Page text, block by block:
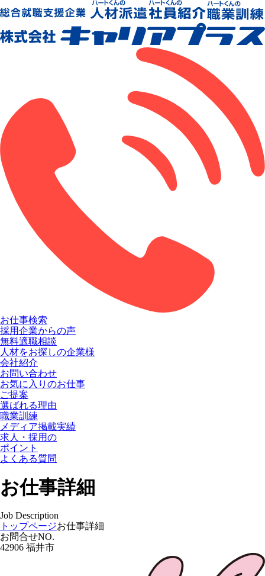
お仕事検索
採用企業からの声
無料適職相談
人材をお探しの企業様
会社紹介
お問い合わせ
お気に入りのお仕事
ご提案
選ばれる理由
職業訓練
メディア掲載実績
求人・採用の
ポイント
よくある質問
お仕事詳細
Job Description
トップページお仕事詳細
お問合せNO.
42906 福井市